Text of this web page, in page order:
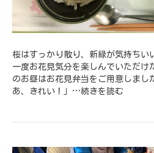
桜はすっかり散り、新緑が気持ちい
一度お花見気分を楽しんでいただ
のお昼はお花見弁当をご用意しまし
あ、きれい！」…続きを読む